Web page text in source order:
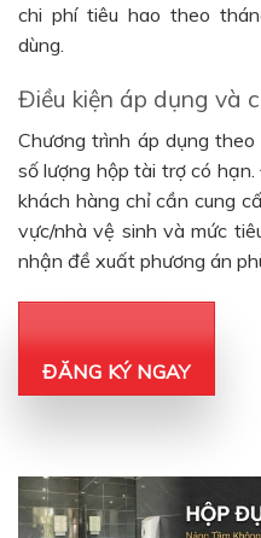
chi phí tiêu hao theo
dùng.
Điều kiện áp dụng và
Chương trình áp dụng
số lượng hộp tài trợ có
khách hàng chỉ cần cung
vực/nhà vệ sinh và mức
nhận đề xuất phương án
ĐĂNG KÝ NGAY